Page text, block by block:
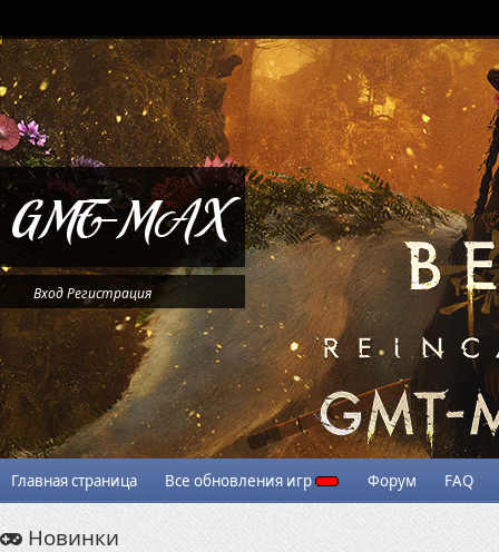
ВходРегистрация
Главная страница Все обновления игр Форум FAQ
Новинки